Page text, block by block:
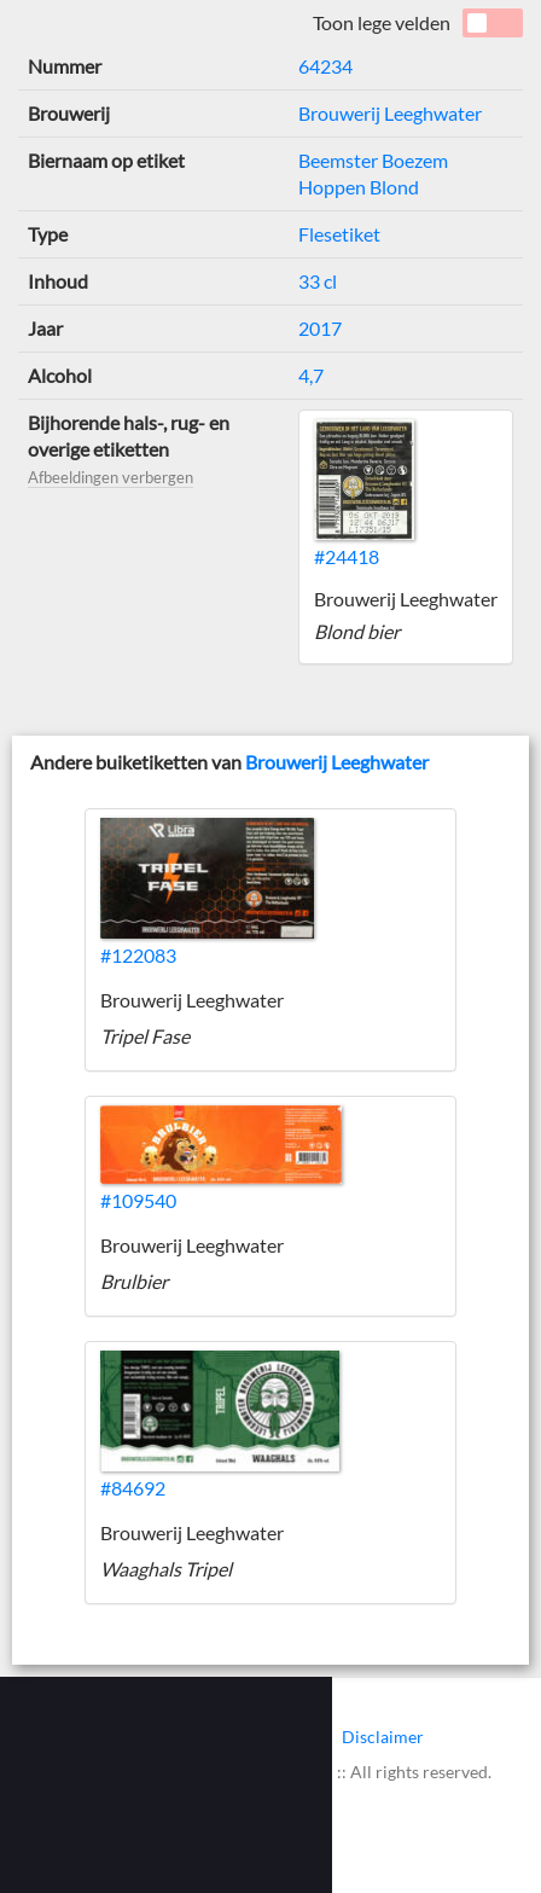
Toon lege velden
Nummer
64234
Brouwerij Brouwerij Leeghwater
Biernaam op etiket
Beemster Boezem
Hoppen Blond
Type Flesetiket
Inhoud 33 cl
Jaar 2017
Alcohol 4,7
Bijhorende hals-, rug- en
overige etiketten
Afbeeldingen verbergen
#24418
Brouwerij Leeghwater
Blond bier
Andere buiketiketten van Brouwerij Leeghwater
#122083
Brouwerij Leeghwater
Tripel Fase
#109540
Brouwerij Leeghwater
Brulbier
#84692
Brouwerij Leeghwater
Waaghals Tripel
Disclaimer
© 2002 - 2026 :: www.bieretiketten.nl :: All rights reserved.